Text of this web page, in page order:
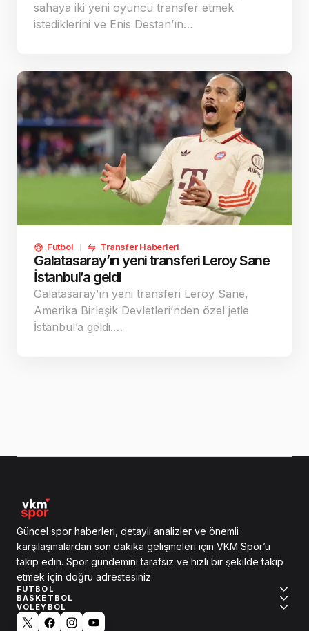
sahaya iki yeni oyuncu transfer etmek
istediklerini ve Enis Destan’ın…
Futbol Transfer Haberleri
Galatasaray’ın yeni transferi Leroy Sane
İstanbul’a geldi
Galatasaray’ın yeni transferi Leroy Sane,
Amerika Birleşik Devletleri’nden özel jetle
İstanbul’a geldi.…
Güncel spor haberleri, detaylı analizler ve önemli
karşılaşmalardan son dakika gelişmeleri için VKM Spor’u
takip edin. Spor gündemini tarafsız ve hızlı bir şekilde takip
etmek için doğru adrestesiniz.
FUTBOL
BASKETBOL
VOLEYBOL